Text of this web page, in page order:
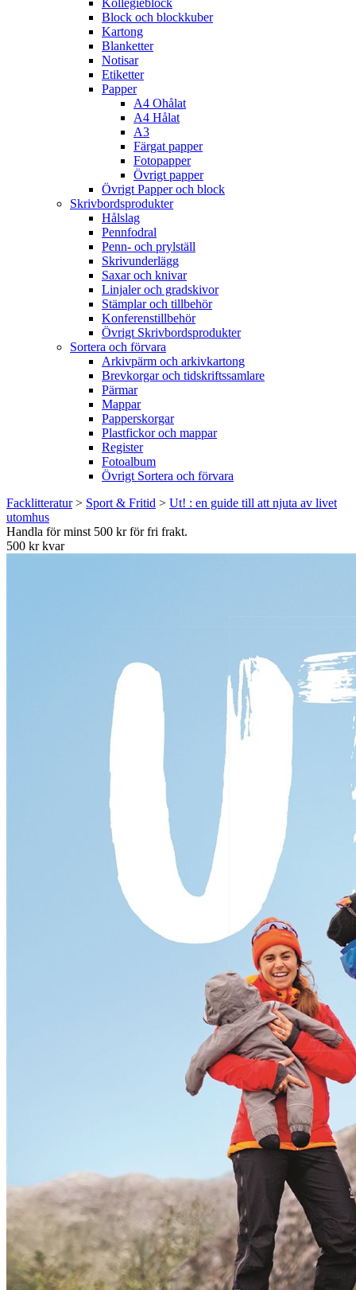
Kollegieblock
Block och blockkuber
Kartong
Blanketter
Notisar
Etiketter
Papper
A4 Ohålat
A4 Hålat
A3
Färgat papper
Fotopapper
Övrigt papper
Övrigt Papper och block
Skrivbordsprodukter
Hålslag
Pennfodral
Penn- och prylställ
Skrivunderlägg
Saxar och knivar
Linjaler och gradskivor
Stämplar och tillbehör
Konferenstillbehör
Övrigt Skrivbordsprodukter
Sortera och förvara
Arkivpärm och arkivkartong
Brevkorgar och tidskriftssamlare
Pärmar
Mappar
Papperskorgar
Plastfickor och mappar
Register
Fotoalbum
Övrigt Sortera och förvara
Facklitteratur> Sport & Fritid > Ut! : en guide till att njuta av livet
utomhus
Handla för minst 500 kr för fri frakt.
500 kr kvar